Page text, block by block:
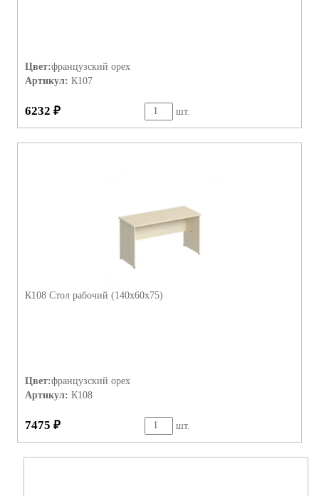
Цвет:французский орех
Артикул: К107
6232 ₽ шт.
К108 Стол рабочий (140х60х75)
Цвет:французский орех
Артикул: К108
7475 ₽ шт.